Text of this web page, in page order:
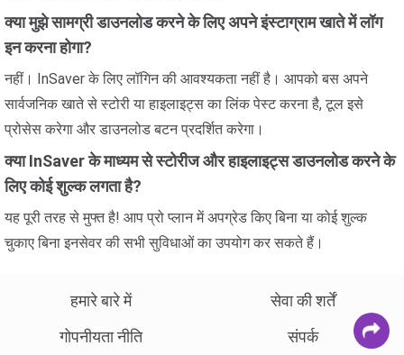
क्या मुझे सामग्री डाउनलोड करने के लिए अपने इंस्टाग्राम खाते में लॉग
इन करना होगा?
नहीं। InSaver के लिए लॉगिन की आवश्यकता नहीं है। आपको बस अपने
सार्वजनिक खाते से स्टोरी या हाइलाइट्स का लिंक पेस्ट करना है, टूल इसे
प्रोसेस करेगा और डाउनलोड बटन प्रदर्शित करेगा।
क्या InSaver के माध्यम से स्टोरीज और हाइलाइट्स डाउनलोड करने के
लिए कोई शुल्क लगता है?
यह पूरी तरह से मुफ्त है! आप प्रो प्लान में अपग्रेड किए बिना या कोई शुल्क
चुकाए बिना इनसेवर की सभी सुविधाओं का उपयोग कर सकते हैं।
हमारे बारे में
सेवा की शर्तें
गोपनीयता नीति
संपर्क